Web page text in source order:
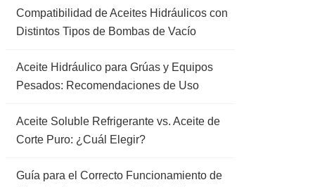
Compatibilidad de Aceites Hidráulicos con
Distintos Tipos de Bombas de Vacío
Aceite Hidráulico para Grúas y Equipos
Pesados: Recomendaciones de Uso
Aceite Soluble Refrigerante vs. Aceite de
Corte Puro: ¿Cuál Elegir?
Guía para el Correcto Funcionamiento de